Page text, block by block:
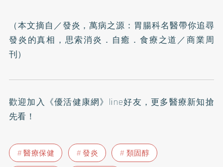
（本文摘自／發炎，萬病之源：胃腸科名醫帶你追尋
發炎的真相，思索消炎．自癒．食療之道／商業周
刊）
歡迎加入 《優活健康網》line好友 ，更多醫療新知搶
先看！
醫療保健 發炎
類固醇